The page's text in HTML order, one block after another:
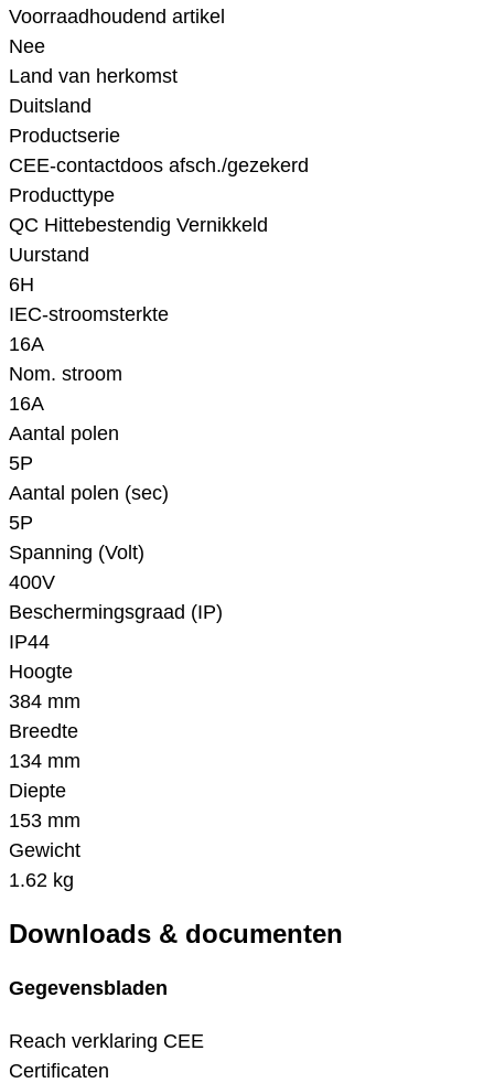
Voorraadhoudend artikel
Nee
Land van herkomst
Duitsland
Productserie
CEE-contactdoos afsch./gezekerd
Producttype
QC Hittebestendig Vernikkeld
Uurstand
6H
IEC-stroomsterkte
16A
Nom. stroom
16A
Aantal polen
5P
Aantal polen (sec)
5P
Spanning (Volt)
400V
Beschermingsgraad (IP)
IP44
Hoogte
384 mm
Breedte
134 mm
Diepte
153 mm
Gewicht
1.62 kg
Downloads & documenten
Gegevensbladen
Reach verklaring CEE
Certificaten